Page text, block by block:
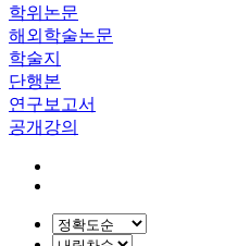
학위논문
해외학술논문
학술지
단행본
연구보고서
공개강의